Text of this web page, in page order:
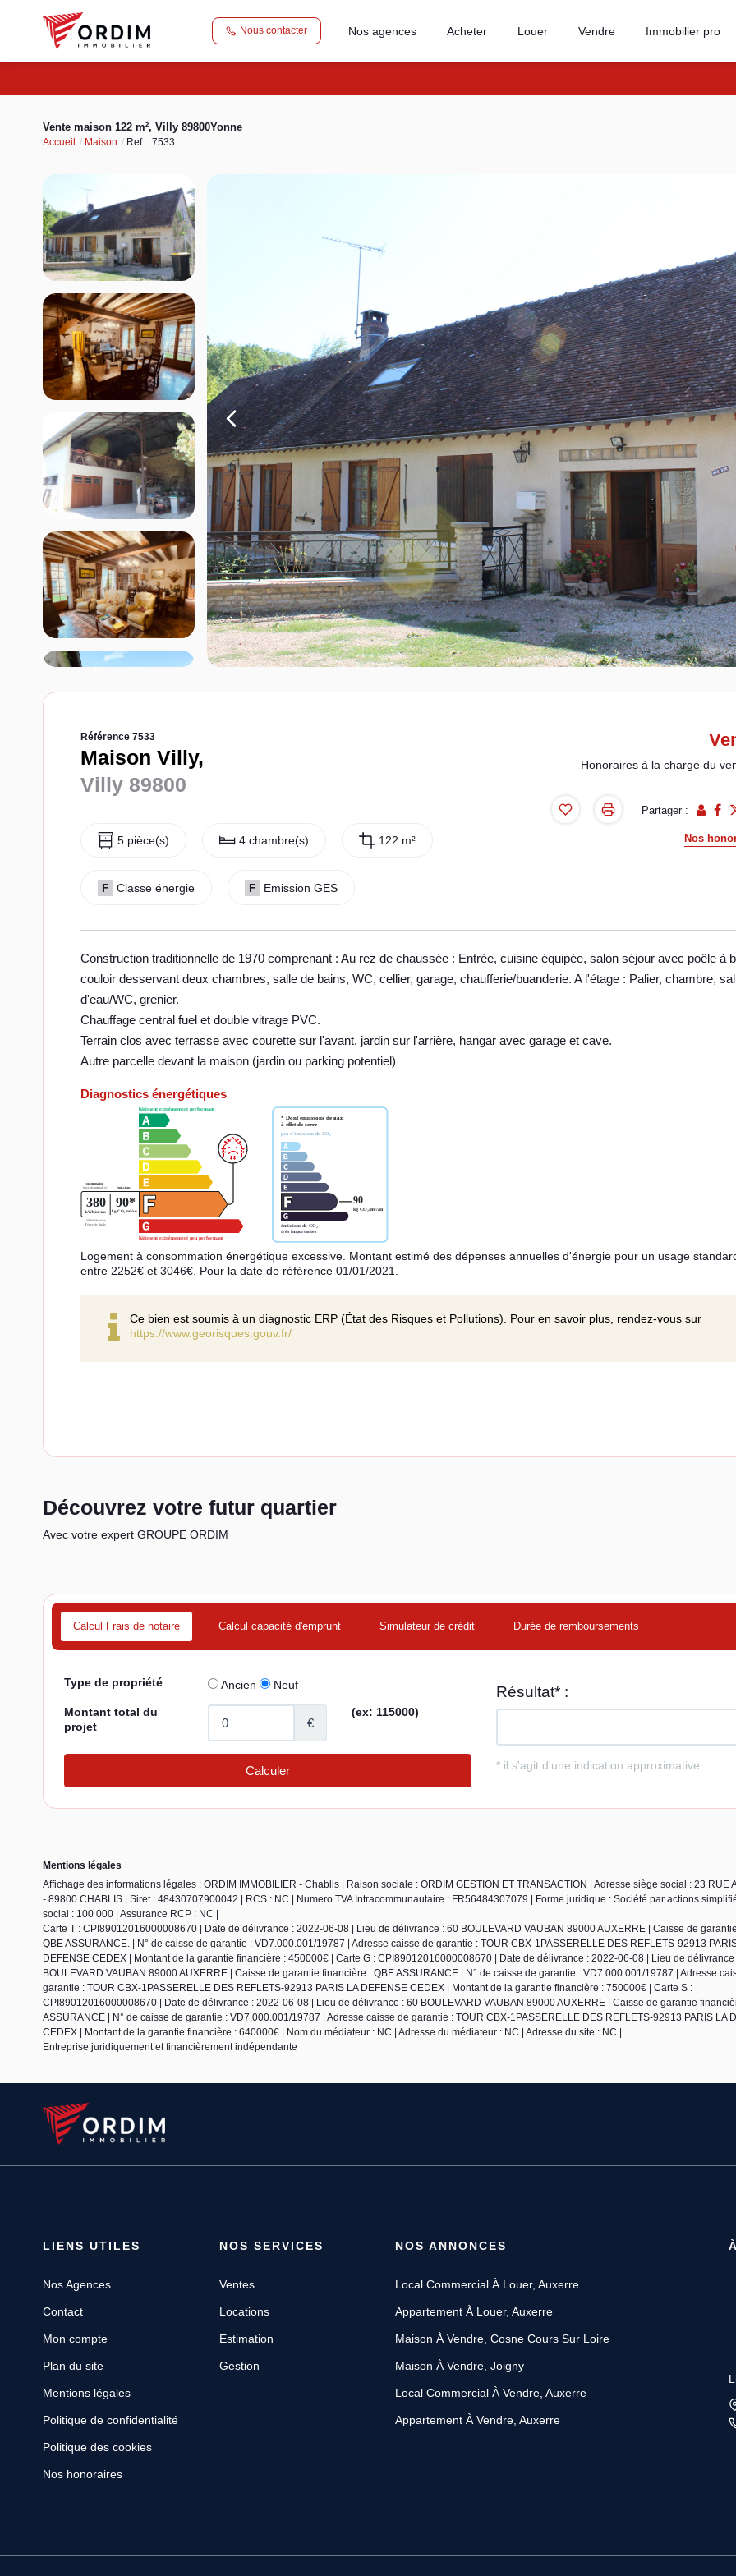
Nous contacter Nos agences Acheter Louer Vendre Immobilier pro
Vente maison 122 m², Villy 89800Yonne
Accueil Maison Ref. : 7533
Référence 7533
Maison Villy,
Villy 89800
5 pièce(s) 4 chambre(s) 122 m²
F Classe énergie F Emission GES
Honoraires à la charge du
Partager :
Nos
Construction traditionnelle de 1970 comprenant : Au rez de chaussée : Entrée, cuisine équipée, salon séjour avec poêle à
couloir desservant deux chambres, salle de bains, WC, cellier, garage, chaufferie/buanderie. A l'étage : Palier, chambre,
d'eau/WC, grenier.
Chauffage central fuel et double vitrage PVC.
Terrain clos avec terrasse avec courette sur l'avant, jardin sur l'arrière, hangar avec garage et cave.
Autre parcelle devant la maison (jardin ou parking potentiel)
Diagnostics énergétiques
Logement à consommation énergétique excessive. Montant estimé des dépenses annuelles d'énergie pour un usage
entre 2252€ et 3046€. Pour la date de référence 01/01/2021.
Ce bien est soumis à un diagnostic ERP (État des Risques et Pollutions). Pour en savoir plus, rendez-vous sur
https://www.georisques.gouv.fr/
Découvrez votre futur quartier
Avec votre expert GROUPE ORDIM
Calcul Frais de notaire Calcul capacité d'emprunt Simulateur de crédit Durée de remboursements
Mentions légales
Affichage des informations légales : ORDIM IMMOBILIER - Chablis | Raison sociale : ORDIM GESTION ET TRANSACTION | Adresse siège social : 23 RUE
- 89800 CHABLIS | Siret : 48430707900042 | RCS : NC | Numero TVA Intracommunautaire : FR56484307079 | Forme juridique : Société par actions
social : 100 000 | Assurance RCP : NC |
Carte T : CPI89012016000008670 | Date de délivrance : 2022-06-08 | Lieu de délivrance : 60 BOULEVARD VAUBAN 89000 AUXERRE | Caisse de
QBE ASSURANCE. | N° de caisse de garantie : VD7.000.001/19787 | Adresse caisse de garantie : TOUR CBX-1PASSERELLE DES REFLETS-92913
DEFENSE CEDEX | Montant de la garantie financière : 450000€ | Carte G : CPI89012016000008670 | Date de délivrance : 2022-06-08 | Lieu de délivrance
BOULEVARD VAUBAN 89000 AUXERRE | Caisse de garantie financière : QBE ASSURANCE | N° de caisse de garantie : VD7.000.001/19787 | Adresse
garantie : TOUR CBX-1PASSERELLE DES REFLETS-92913 PARIS LA DEFENSE CEDEX | Montant de la garantie financière : 750000€ | Carte S :
CPI89012016000008670 | Date de délivrance : 2022-06-08 | Lieu de délivrance : 60 BOULEVARD VAUBAN 89000 AUXERRE | Caisse de garantie
ASSURANCE | N° de caisse de garantie : VD7.000.001/19787 | Adresse caisse de garantie : TOUR CBX-1PASSERELLE DES REFLETS-92913 PARIS LA
CEDEX | Montant de la garantie financière : 640000€ | Nom du médiateur : NC | Adresse du médiateur : NC | Adresse du site : NC |
Entreprise juridiquement et financièrement indépendante
LIENS UTILES
Nos Agences
Contact
Mon compte
Plan du site
Mentions légales
Politique de confidentialité
Politique des cookies
Nos honoraires
NOS SERVICES
Ventes
Locations
Estimation
Gestion
NOS ANNONCES
Local Commercial À Louer, Auxerre
Appartement À Louer, Auxerre
Maison À Vendre, Cosne Cours Sur Loire
Maison À Vendre, Joigny
Local Commercial À Vendre, Auxerre
Appartement À Vendre, Auxerre